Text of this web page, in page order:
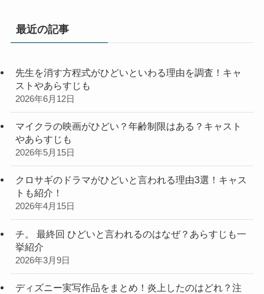
リ
最近の記事
先生を消す方程式がひどいといわる理由を調査！キャ
ストやあらすじも
2026年6月12日
マイクラの映画がひどい？年齢制限はある？キャスト
やあらすじも
2026年5月15日
クロサギのドラマがひどいと言われる理由3選！キャス
トも紹介！
2026年4月15日
チ。 最終回 ひどいと言われるのはなぜ？あらすじも一
挙紹介
2026年3月9日
ディズニー実写作品をまとめ！炎上したのはどれ？注